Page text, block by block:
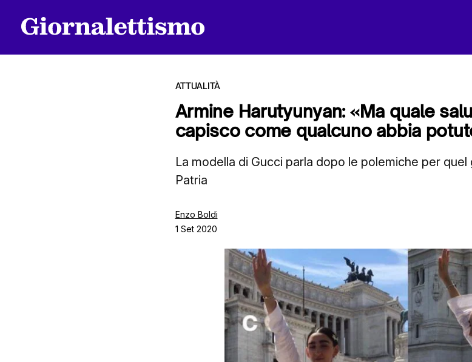
ATTUALITÀ
Armine Harutyunyan: «Ma quale
capisco come qualcuno abbia
La modella di Gucci parla dopo le polemiche per
Patria
Enzo Boldi
1 Set 2020